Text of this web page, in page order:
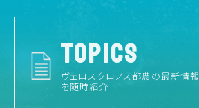
TOPICS
ヴェロスクロノス都農の最新情報
を随時紹介